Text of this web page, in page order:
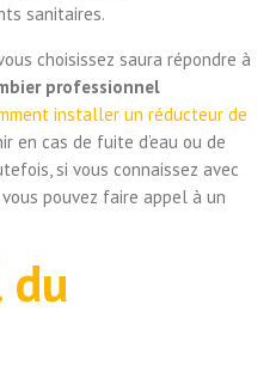
sanitaires.
choisissez saura répondre à
professionnel
installer un réducteur de
en cas de fuite d’eau ou de
si vous connaissez avec
pouvez faire appel à un
du